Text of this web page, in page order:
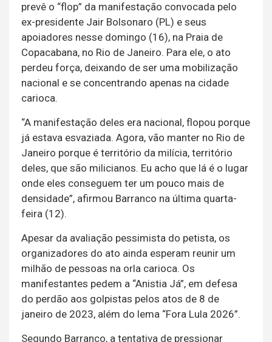
prevê o “flop” da manifestação convocada pelo
ex-presidente Jair Bolsonaro (PL) e seus
apoiadores nesse domingo (16), na Praia de
Copacabana, no Rio de Janeiro. Para ele, o ato
perdeu força, deixando de ser uma mobilização
nacional e se concentrando apenas na cidade
carioca.
“A manifestação deles era nacional, flopou porque
já estava esvaziada. Agora, vão manter no Rio de
Janeiro porque é território da milícia, território
deles, que são milicianos. Eu acho que lá é o lugar
onde eles conseguem ter um pouco mais de
densidade”, afirmou Barranco na última quarta-
feira (12).
Apesar da avaliação pessimista do petista, os
organizadores do ato ainda esperam reunir um
milhão de pessoas na orla carioca. Os
manifestantes pedem a “Anistia Já”, em defesa
do perdão aos golpistas pelos atos de 8 de
janeiro de 2023, além do lema “Fora Lula 2026”.
Segundo Barranco, a tentativa de pressionar